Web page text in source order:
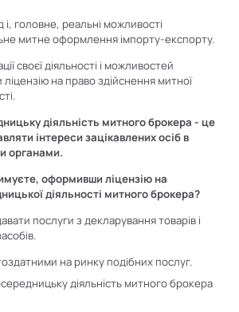
і, головне, реальні можливості
митне оформлення імпорту-експорту.
своєї діяльності і можливостей
на право здійснення митної
діяльність митного брокера - це
інтереси зацікавлених осіб в
органами.
оформивши ліцензію на
діяльності митного брокера?
послуги з декларування товарів і
на ринку подібних послуг.
діяльність митного брокера